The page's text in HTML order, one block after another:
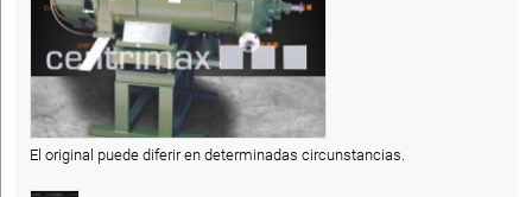
El original puede diferir en determinadas circunstancias.